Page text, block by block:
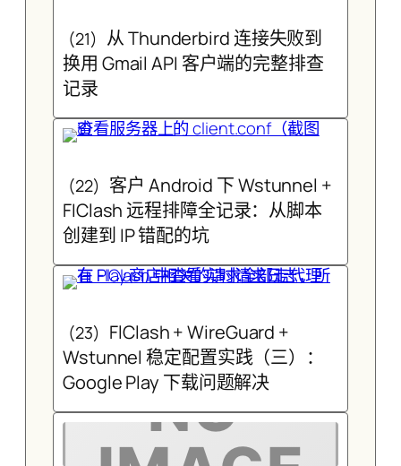
(21) 从 Thunderbird 连接失败到
换用 Gmail API 客户端的完整排查
记录
(22) 客户 Android 下 Wstunnel +
FIClash 远程排障全记录：从脚本
创建到 IP 错配的坑
(23) FlClash + WireGuard +
Wstunnel 稳定配置实践（三）：
Google Play 下载问题解决